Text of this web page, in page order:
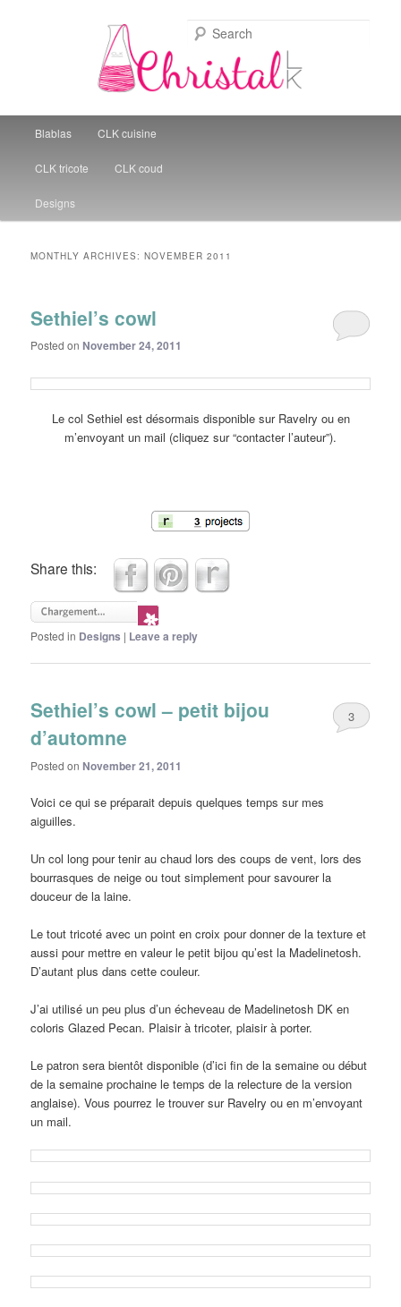
Christal Little Kitchen
Skip to primary content
Skip to secondary content
Blablas CLK cuisine
CLK tricote CLK coud
Designs
MONTHLY ARCHIVES:NOVEMBER 2011
Sethiel’s cowl
Posted on November 24, 2011
Le col Sethiel est désormais disponible sur Ravelry ou en
m’envoyant un mail (cliquez sur “contacter l’auteur”).
Share this:
Posted in Designs | Leave a reply
Sethiel’s cowl – petit bijou
d’automne
Posted on November 21, 2011
3
Voici ce qui se préparait depuis quelques temps sur mes
aiguilles.
Un col long pour tenir au chaud lors des coups de vent, lors des
bourrasques de neige ou tout simplement pour savourer la
douceur de la laine.
Le tout tricoté avec un point en croix pour donner de la texture et
aussi pour mettre en valeur le petit bijou qu’est la Madelinetosh.
D’autant plus dans cette couleur.
J’ai utilisé un peu plus d’un écheveau de Madelinetosh DK en
coloris Glazed Pecan. Plaisir à tricoter, plaisir à porter.
Le patron sera bientôt disponible (d’ici fin de la semaine ou début
de la semaine prochaine le temps de la relecture de la version
anglaise). Vous pourrez le trouver sur Ravelry ou en m’envoyant
un mail.